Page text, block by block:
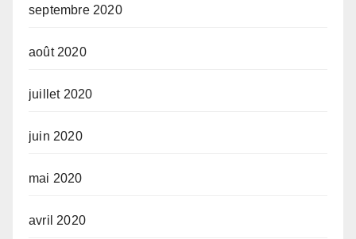
septembre 2020
août 2020
juillet 2020
juin 2020
mai 2020
avril 2020